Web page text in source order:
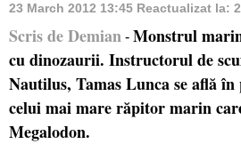
23 March 2012 13:45 Reactualizat la:
Scris de Demian - Monstrul
cu dinozaurii. Instructorul de
Nautilus, Tamas Lunca se află
celui mai mare răpitor marin
Megalodon.